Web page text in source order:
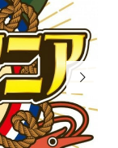
